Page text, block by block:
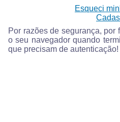
Esqueci
Por razões de segurança,
o seu navegador quando
que precisam de autenticação!